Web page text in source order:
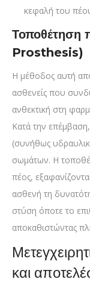
κεφαλή του
Τοποθέτηση
Prosthesis)
Η μέθοδος αυτή
ασθενείς που
ανθεκτική στη
Κατά την
(συνήθως
σωμάτων. Η
πέος,
ασθενή τη
στύση όποτε το
αποκαθιστώντας
και